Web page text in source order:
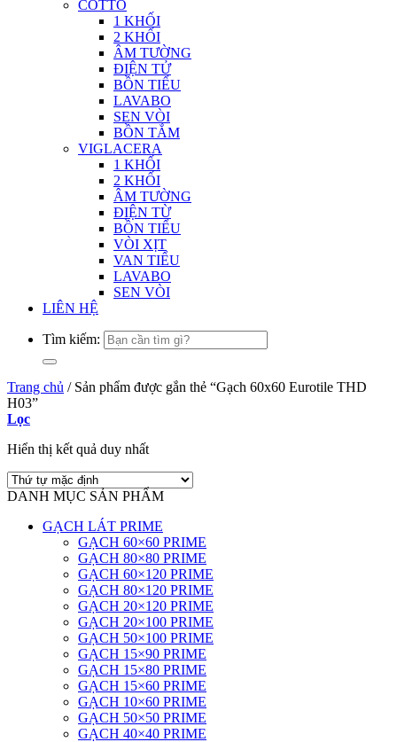
COTTO
1 KHỐI
2 KHỐI
ÂM TƯỜNG
ĐIỆN TỬ
BỒN TIỂU
LAVABO
SEN VÒI
BỒN TẮM
VIGLACERA
1 KHỐI
2 KHỐI
ÂM TƯỜNG
ĐIỆN TỪ
BỒN TIỂU
VÒI XỊT
VAN TIỂU
LAVABO
SEN VÒI
LIÊN HỆ
Tìm kiếm:
Trang chủ /Sản phẩm được gắn thẻ “Gạch 60x60 Eurotile THD
H03”
Lọc
Hiển thị kết quả duy nhất
DANH MỤC SẢN PHẨM
GẠCH LÁT PRIME
GẠCH 60×60 PRIME
GẠCH 80×80 PRIME
GẠCH 60×120 PRIME
GẠCH 80×120 PRIME
GẠCH 20×120 PRIME
GẠCH 20×100 PRIME
GẠCH 50×100 PRIME
GẠCH 15×90 PRIME
GẠCH 15×80 PRIME
GẠCH 15×60 PRIME
GẠCH 10×60 PRIME
GẠCH 50×50 PRIME
GẠCH 40×40 PRIME